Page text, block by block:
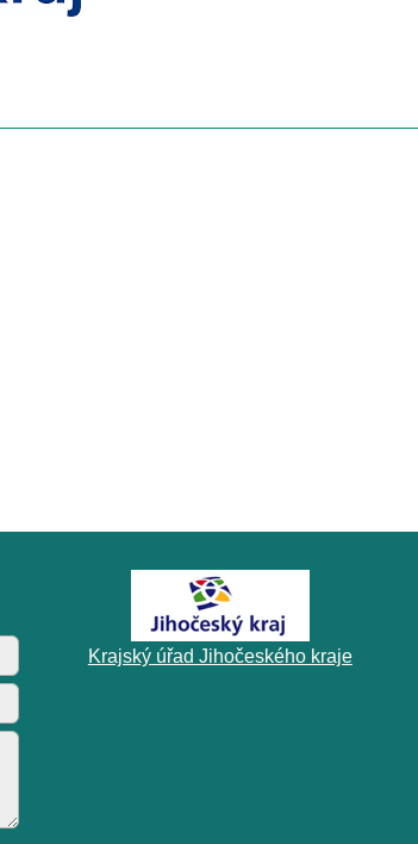
Krajský úřad Jihočeského kraje